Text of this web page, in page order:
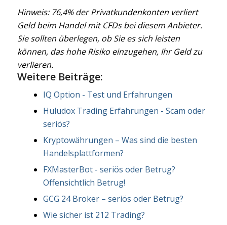
Hinweis: 76,4% der Privatkundenkonten verliert
Geld beim Handel mit CFDs bei diesem Anbieter.
Sie sollten überlegen, ob Sie es sich leisten
können, das hohe Risiko einzugehen, Ihr Geld zu
verlieren.
Weitere Beiträge:
IQ Option - Test und Erfahrungen
Huludox Trading Erfahrungen - Scam oder
seriös?
Kryptowährungen – Was sind die besten
Handelsplattformen?
FXMasterBot - seriös oder Betrug?
Offensichtlich Betrug!
GCG 24 Broker – seriös oder Betrug?
Wie sicher ist 212 Trading?